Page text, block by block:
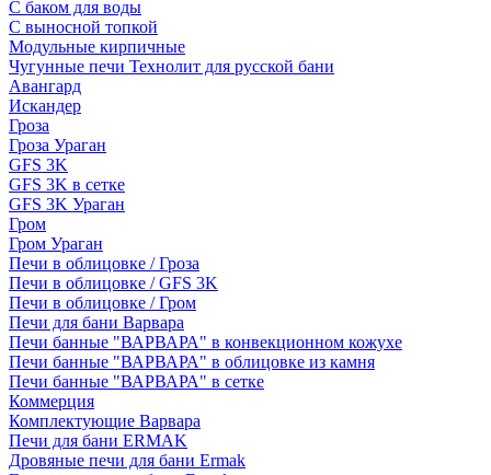
С баком для воды
С выносной топкой
Модульные кирпичные
Чугунные печи Технолит для русской бани
Авангард
Искандер
Гроза
Гроза Ураган
GFS 3K
GFS 3K в сетке
GFS 3K Ураган
Гром
Гром Ураган
Печи в облицовке / Гроза
Печи в облицовке / GFS 3K
Печи в облицовке / Гром
Печи для бани Варвара
Печи банные "ВАРВАРА" в конвекционном кожухе
Печи банные "ВАРВАРА" в облицовке из камня
Печи банные "ВАРВАРА" в сетке
Коммерция
Комплектующие Варвара
Печи для бани ERMAK
Дровяные печи для бани Ermak